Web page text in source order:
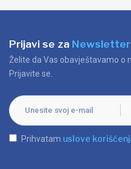
Prijavi se za Newsletter
Želite da Vas obavještavamo o
Prijavite se.
Prihvatam uslove